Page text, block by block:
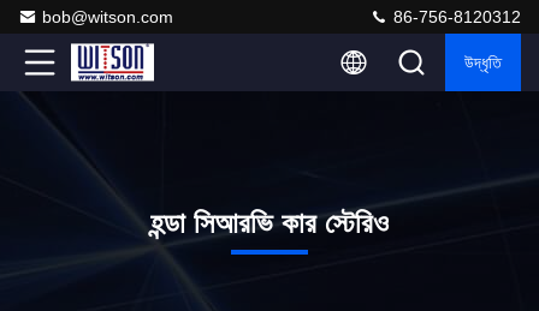
bob@witson.com 86-756-8120312
উদ্ধৃতি
হন্ডা সিআরভি কার স্টেরিও